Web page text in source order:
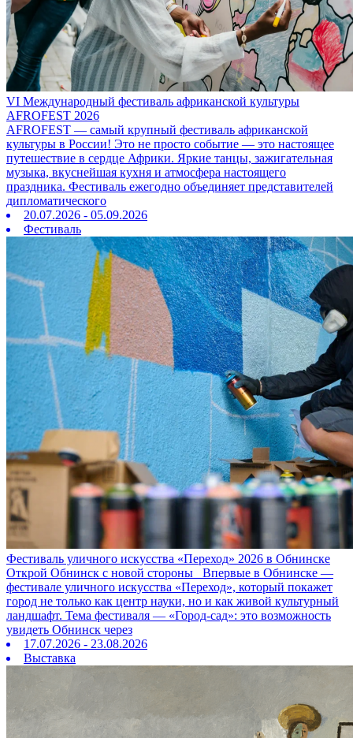
VI Международный фестиваль африканской культуры
AFROFEST 2026
AFROFEST — самый крупный фестиваль африканской
культуры в России! Это не просто событие — это настоящее
путешествие в сердце Африки. Яркие танцы, зажигательная
музыка, вкуснейшая кухня и атмосфера настоящего
праздника. Фестиваль ежегодно объединяет представителей
дипломатического
20.07.2026 - 05.09.2026
Фестиваль
Фестиваль уличного искусства «Переход» 2026 в Обнинске
Открой Обнинск с новой стороны Впервые в Обнинске —
фестивале уличного искусства «Переход», который покажет
город не только как центр науки, но и как живой культурный
ландшафт. Тема фестиваля — «Город‑сад»: это возможность
увидеть Обнинск через
17.07.2026 - 23.08.2026
Выставка